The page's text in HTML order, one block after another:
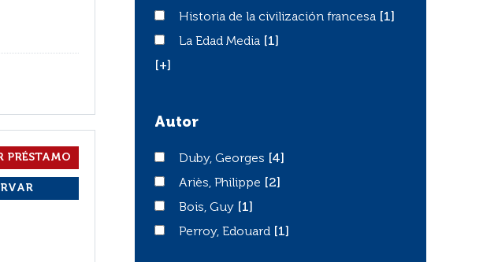
Historia de la civilización francesa
Historia de la civilización francesa
[1]
La Edad Media
La Edad Media
[1]
[+]
Autor
Duby, Georges
Duby, Georges
[4]
Ariès, Philippe
Ariès, Philippe
[2]
Bois, GuyBois, Guy
[1]
Perroy, Edouard
Perroy, Edouard [1]